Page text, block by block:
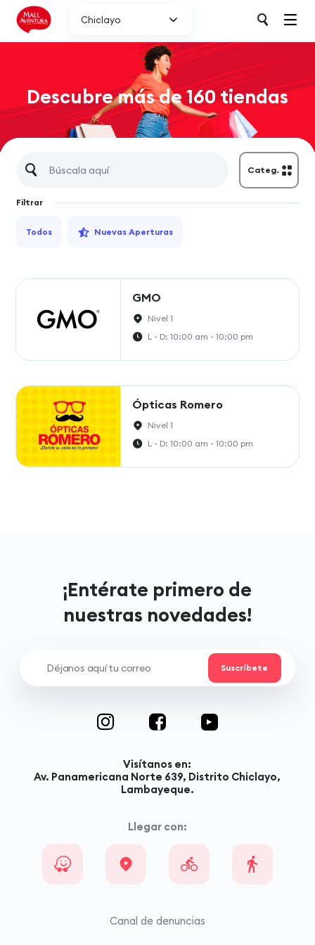
Chiclayo
Descubre más de 160 tiendas
Categ.
Filtrar
Todos Nuevas Aperturas
GMO
Nivel 1
L - D: 10:00 am - 10:00 pm
Ópticas Romero
Nivel 1
L - D: 10:00 am - 10:00 pm
¡Entérate primero de
nuestras novedades!
Visítanos en:
Av. Panamericana Norte 639, Distrito Chiclayo,
Lambayeque.
Llegar con:
Canal de denuncias